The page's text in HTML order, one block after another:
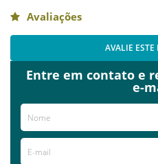
Avaliações
AVALIE ESTE
Entre em contato e
e-